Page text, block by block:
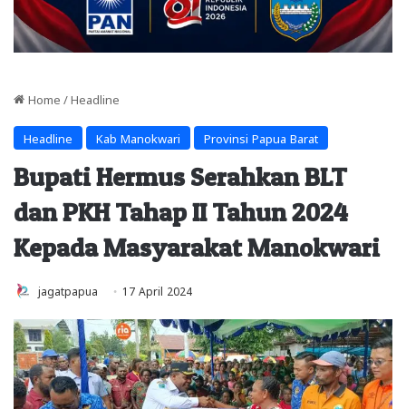
Home / Headline
Headline Kab Manokwari Provinsi Papua Barat
Bupati Hermus Serahkan BLT
dan PKH Tahap II Tahun 2024
Kepada Masyarakat Manokwari
jagatpapua 17 April 2024